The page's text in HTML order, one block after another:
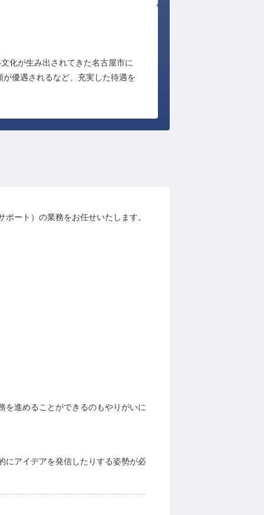
化が生み出されてきた名古屋市に
優遇されるなど、充実した待遇を
ート）の業務をお任せいたします。
を進めることができるのもやりがいに
にアイデアを発信したりする姿勢が必